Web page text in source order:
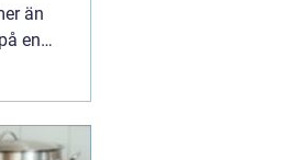
än
en
som
utåt,
innan